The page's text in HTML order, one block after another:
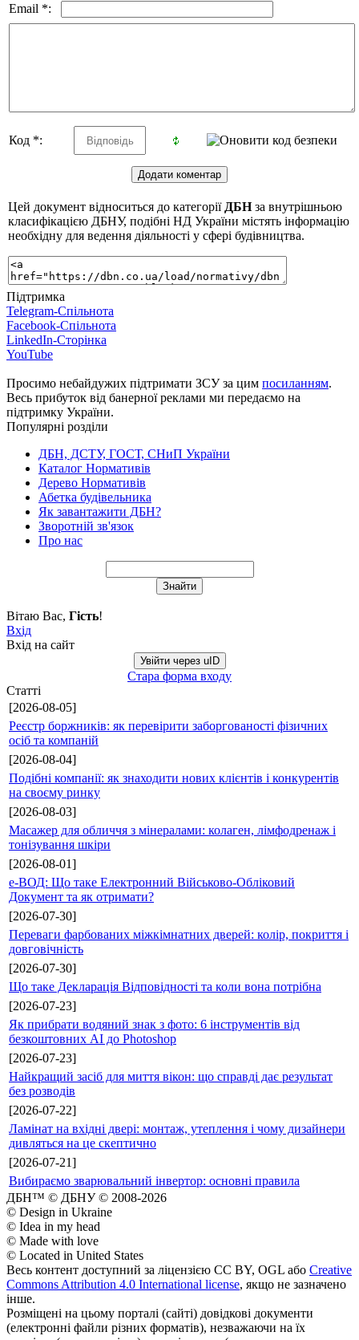
Email *:
Код *:
Цей документ відноситься до категорії ДБНза внутрішньою
класифікацією ДБНУ, подібні НД України містять інформацію
необхідну для ведення діяльності у сфері будівництва.
Підтримка
Telegram-Спільнота
Facebook-Спільнота
LinkedIn-Сторінка
YouTube
Просимо небайдужих підтримати ЗСУ за цим посиланням.
Весь прибуток від банерної реклами ми передаємо на
підтримку України.
Популярні розділи
ДБН, ДСТУ, ГОСТ, СНиП України
Каталог Нормативів
Дерево Нормативів
Абетка будівельника
Як завантажити ДБН?
Зворотній зв'язок
Про нас
Вітаю Вас, Гість!
Вхід
Вхід на сайт
Увійти через uID
Стара форма входу
Статті
[2026-08-05]
Реєстр боржників: як перевірити заборгованості фізичних
осіб та компаній
[2026-08-04]
Подібні компанії: як знаходити нових клієнтів і конкурентів
на своєму ринку
[2026-08-03]
Масажер для обличчя з мінералами: колаген, лімфодренаж і
тонізування шкіри
[2026-08-01]
е-ВОД: Що таке Електронний Військово-Обліковий
Документ та як отримати?
[2026-07-30]
Переваги фарбованих міжкімнатних дверей: колір, покриття і
довговічність
[2026-07-30]
Що таке Декларація Відповідності та коли вона потрібна
[2026-07-23]
Як прибрати водяний знак з фото: 6 інструментів від
безкоштовних AI до Photoshop
[2026-07-23]
Найкращий засіб для миття вікон: що справді дає результат
без розводів
[2026-07-22]
Ламінат на вхідні двері: монтаж, утеплення і чому дизайнери
дивляться на це скептично
[2026-07-21]
Вибираємо зварювальний інвертор: основні правила
ДБН™ © ДБНУ © 2008-2026
© Design in Ukraine
© Idea in my head
© Made with love
© Located in United States
Весь контент доступний за ліцензією CC BY, OGL або Creative
Commons Attribution 4.0 International license, якщо не зазначено
інше.
Розміщені на цьому порталі (сайті) довідкові документи
(електронні файли різних форматів), незважаючи на їх